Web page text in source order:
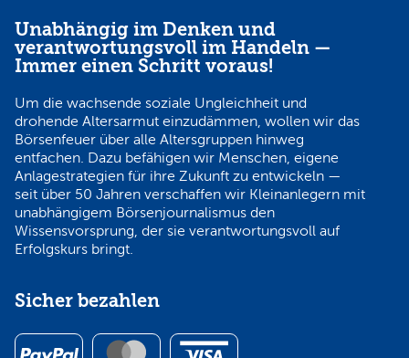
Unabhängig im Denken und
verantwortungsvoll im Handeln —
Immer einen Schritt voraus!
Um die wachsende soziale Ungleichheit und
drohende Altersarmut einzudämmen, wollen wir das
Börsenfeuer über alle Altersgruppen hinweg
entfachen. Dazu befähigen wir Menschen, eigene
Anlagestrategien für ihre Zukunft zu entwickeln —
seit über 50 Jahren verschaffen wir Kleinanlegern mit
unabhängigem Börsenjournalismus den
Wissensvorsprung, der sie verantwortungsvoll auf
Erfolgskurs bringt.
Sicher bezahlen